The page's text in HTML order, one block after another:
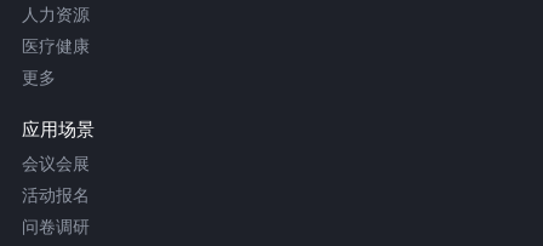
人力资源
医疗健康
更多
应用场景
会议会展
活动报名
问卷调研